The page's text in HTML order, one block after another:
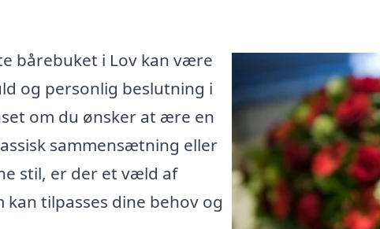
bårebuket i Lov kan være
og personlig beslutning i
om du ønsker at ære en
sammensætning eller
stil, er der et væld af
kan tilpasses dine behov og